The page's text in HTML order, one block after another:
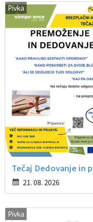
Pivka
Tečaj Dedovanje in
21. 08. 2026
Pivka